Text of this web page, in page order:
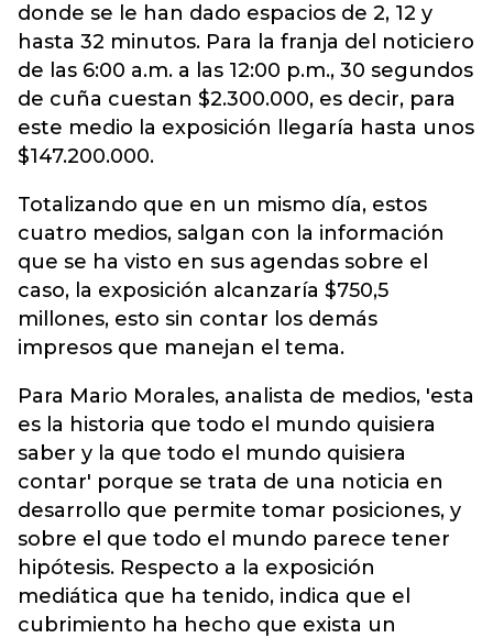
donde se le han dado espacios de 2, 12 y
hasta 32 minutos. Para la franja del noticiero
de las 6:00 a.m. a las 12:00 p.m., 30 segundos
de cuña cuestan $2.300.000, es decir, para
este medio la exposición llegaría hasta unos
$147.200.000.
Totalizando que en un mismo día, estos
cuatro medios, salgan con la información
que se ha visto en sus agendas sobre el
caso, la exposición alcanzaría $750,5
millones, esto sin contar los demás
impresos que manejan el tema.
Para Mario Morales, analista de medios, 'esta
es la historia que todo el mundo quisiera
saber y la que todo el mundo quisiera
contar' porque se trata de una noticia en
desarrollo que permite tomar posiciones, y
sobre el que todo el mundo parece tener
hipótesis. Respecto a la exposición
mediática que ha tenido, indica que el
cubrimiento ha hecho que exista un